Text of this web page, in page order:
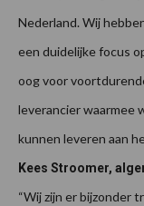
Nederland. Wij
een duidelijke focus
oog voor
leverancier waarmee
kunnen leveren aan
Kees Stroomer,
“Wij zijn er bijzonder